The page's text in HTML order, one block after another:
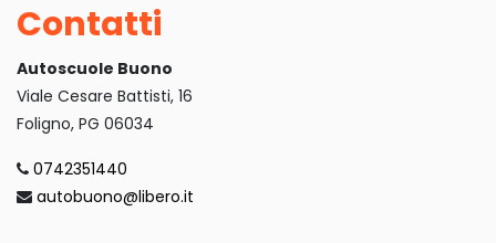
Contatti
Autoscuole Buono
Viale Cesare Battisti, 16
Foligno, PG 06034
0742351440
autobuono@libero.it